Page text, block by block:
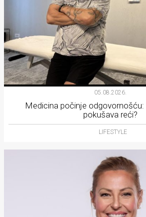
05.08.2026.
Medicina počinje
pokušava reći?
LIFESTYLE